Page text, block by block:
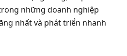
những doanh nghiệp
nhất và phát triển nhanh